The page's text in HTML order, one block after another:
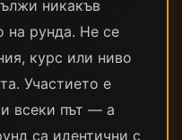
никакъв
на рунда. Не се
курс или ниво
Участието е
всеки път — а
са идентични с